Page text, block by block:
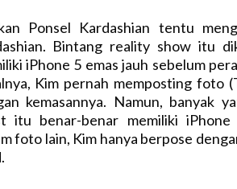
Ponsel Kardashian tentu
Bintang reality show itu
iPhone 5 emas jauh sebelum
Kim pernah memposting foto
kemasannya. Namun, banyak
itu benar-benar memiliki
foto lain, Kim hanya berpose